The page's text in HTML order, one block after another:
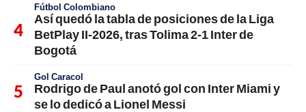
Fútbol Colombiano
Así quedó la tabla de posiciones de la Liga
BetPlay II-2026, tras Tolima 2-1 Inter de
Bogotá
Gol Caracol
Rodrigo de Paul anotó gol con Inter Miami y
se lo dedicó a Lionel Messi